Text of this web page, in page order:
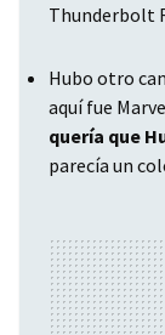
Thunderbolt
Hubo otro
aquí fue
quería que
parecía un